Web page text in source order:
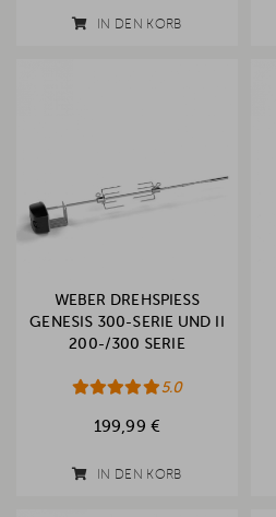
IN DEN KORB
WEBER DREHSPIESS G
ENESIS 300-SERIE UND II 2
00-/300 SERIE
5.0
199,99 €
IN DEN KORB